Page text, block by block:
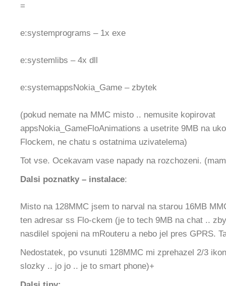
=
e:systemprograms – 1x exe
e:systemlibs – 4x dll
e:systemappsNokia_Game – zbytek
(pokud nemate na MMC misto .. nemusite kopirovat
appsNokia_GameFloAnimations a usetrite 9MB na
Flockem, ne chatu s ostatnima uzivatelema)
Tot vse. Ocekavam vase napady na rozchozeni.
Dalsi poznatky – instalace:
Misto na 128MMC jsem to narval na starou 16MB
ten adresar ss Flo-ckem (je to tech 9MB na chat ..
nasdilel spojeni na mRouteru a nebo jel pres GPRS.
Nedostatek, po vsunuti 128MMC mi zprehazel 2/3
slozky .. jo jo .. je to smart phone)+